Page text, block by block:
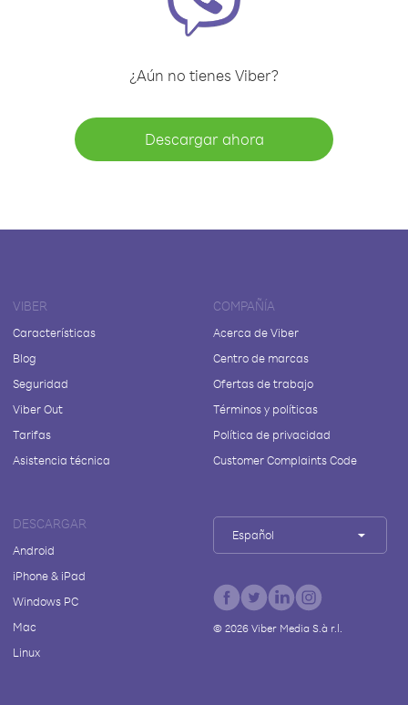
¿Aún no tienes Viber?
Descargar ahora
VIBER
Características
Blog
Seguridad
Viber Out
Tarifas
Asistencia técnica
COMPAÑÍA
Acerca de Viber
Centro de marcas
Ofertas de trabajo
Términos y políticas
Política de privacidad
Customer Complaints Code
DESCARGAR
Android
iPhone & iPad
Windows PC
Mac
Linux
Español
© 2026Viber Media S.à r.l.